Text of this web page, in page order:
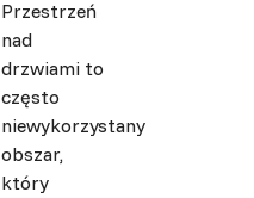
Przestrzeń
nad
drzwiami to
często
niewykorzystany
obszar,
który